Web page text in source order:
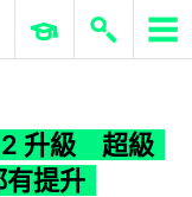
ERP 與商業 AI
2 升級 超級
提升